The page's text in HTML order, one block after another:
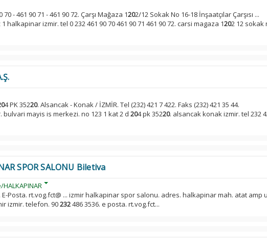
70 - 461 90 71 - 461 90 72. Çarşı Mağaza 1202/12 Sokak No 16-18 İnşaatçılar Çarşısı ...
halkapinar izmir. tel 0 232 461 90 70 461 90 71 461 90 72. carsi magaza 1202 12 sokak
4 PK 35220. Alsancak - Konak / İZMİR. Tel (232) 421 7 422. Faks (232) 421 35 44.
mayis is merkezi. no 123 1 kat 2 d 204 pk 35220. alsancak konak izmir. tel 232
SPOR SALONU Biletiva
E-Posta. rt.vog.fct@ ... izmir halkapinar spor salonu. adres. halkapinar mah. atat amp
izmir. telefon. 90232486 3536. e posta. rt.vog.fct...